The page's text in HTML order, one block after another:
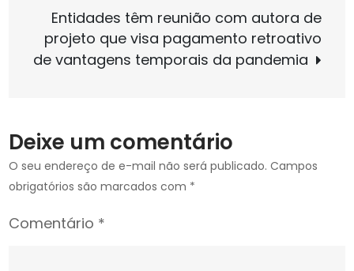
e
ANSEMP
na
Entidades têm reunião com autora de
projeto que visa pagamento retroativo
de vantagens temporais da pandemia
Deixe um comentário
O seu endereço de e-mail não será publicado. Campos
obrigatórios são marcados com *
Comentário *